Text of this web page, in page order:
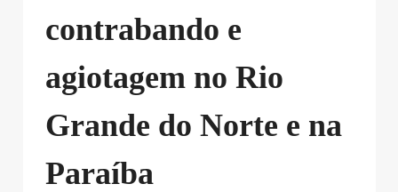
contrabando e
agiotagem no Rio
Grande do Norte e na
Paraíba